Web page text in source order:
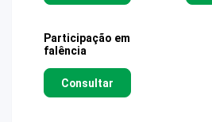
Participação em
falência
Consultar